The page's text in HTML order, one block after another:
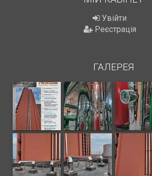
Увійти
Реєстрація
ГАЛЕРЕЯ